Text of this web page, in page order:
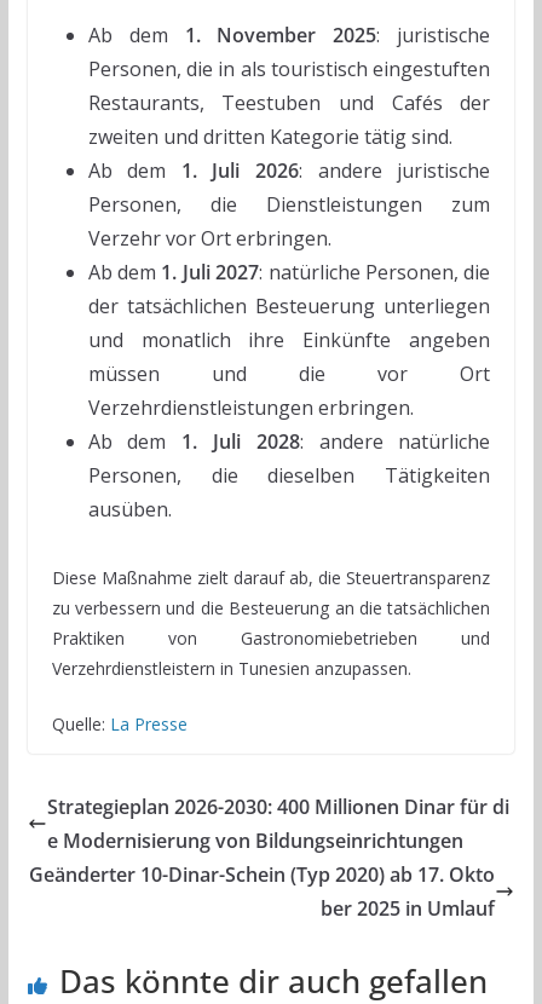
Ab dem 1. November 2025: juristische
Personen, die in als touristisch eingestuften
Restaurants, Teestuben und Cafés der
zweiten und dritten Kategorie tätig sind.
Ab dem 1. Juli 2026: andere juristische
Personen, die Dienstleistungen zum
Verzehr vor Ort erbringen.
Ab dem 1. Juli 2027: natürliche Personen, die
der tatsächlichen Besteuerung unterliegen
und monatlich ihre Einkünfte angeben
müssen und die vor Ort
Verzehrdienstleistungen erbringen.
Ab dem 1. Juli 2028: andere natürliche
Personen, die dieselben Tätigkeiten
ausüben.
Diese Maßnahme zielt darauf ab, die Steuertransparenz
zu verbessern und die Besteuerung an die tatsächlichen
Praktiken von Gastronomiebetrieben und
Verzehrdienstleistern in Tunesien anzupassen.
Quelle: La Presse
Strategieplan 2026-2030: 400 Millionen Dinar für di
e Modernisierung von Bildungseinrichtungen
Geänderter 10-Dinar-Schein (Typ 2020) ab 17. Okto
ber 2025 in Umlauf
Das könnte dir auch gefallen